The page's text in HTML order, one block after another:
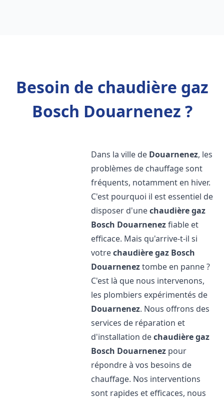
Besoin de chaudière gaz
Bosch Douarnenez ?
Dans la ville de Douarnenez, les
problèmes de chauffage sont
fréquents, notamment en hiver.
C'est pourquoi il est essentiel de
disposer d'unechaudière gaz
Bosch Douarnenezfiable et
efficace. Mais qu'arrive-t-il si
votrechaudière gaz Bosch
Douarneneztombe en panne ?
C'est là que nous intervenons,
les plombiers expérimentés de
Douarnenez. Nous offrons des
services de réparation et
d'installation dechaudière gaz
Bosch Douarnenez pour
répondre à vos besoins de
chauffage. Nos interventions
sont rapides et efficaces, nous